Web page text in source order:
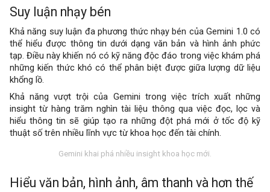
Suy luận nhạy bén
Khả năng suy luận đa phương thức nhạy bén của Gemini 1.0 có
thể hiểu được thông tin dưới dạng văn bản và hình ảnh phức
tạp. Điều này khiến nó có kỹ năng độc đáo trong việc khám phá
những kiến ​​thức khó có thể phân biệt được giữa lượng dữ liệu
khổng lồ.
Khả năng vượt trội của Gemini trong việc trích xuất những
insight từ hàng trăm nghìn tài liệu thông qua việc đọc, lọc và
hiểu thông tin sẽ giúp tạo ra những đột phá mới ở tốc độ kỹ
thuật số trên nhiều lĩnh vực từ khoa học đến tài chính.
Gemini khai phá nhiều insight khoa học mới.
Hiểu văn bản, hình ảnh, âm thanh và hơn thế